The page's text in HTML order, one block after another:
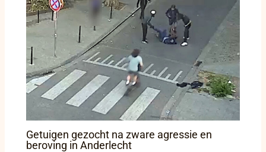
Getuigen gezocht na zware agressie en
beroving in Anderlecht